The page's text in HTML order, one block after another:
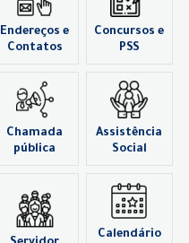
Endereços e
Contatos
Concursos e
PSS
Chamada
pública
Assistência
Social
Calendário